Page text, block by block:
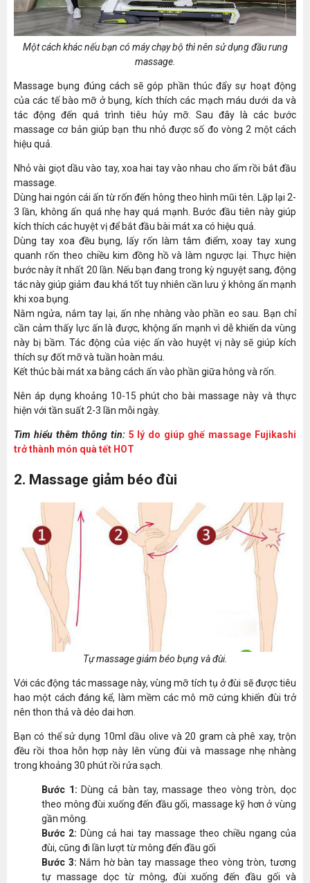
Một cách khác nếu bạn có máy chạy bộ thì nên sử dụng đầu rung
massage.
Massage bụng đúng cách sẽ góp phần thúc đẩy sự hoạt động
của các tế bào mỡ ở bụng, kích thích các mạch máu dưới da và
tác động đến quá trình tiêu hủy mỡ. Sau đây là các bước
massage cơ bản giúp bạn thu nhỏ được số đo vòng 2 một cách
hiệu quả.
Nhỏ vài giọt dầu vào tay, xoa hai tay vào nhau cho ấm rồi bắt đầu
massage.
Dùng hai ngón cái ấn từ rốn đến hông theo hình mũi tên. Lặp lại 2-
3 lần, không ấn quá nhẹ hay quá mạnh. Bước đầu tiên này giúp
kích thích các huyệt vị để bắt đầu bài mát xa có hiệu quả.
Dùng tay xoa đều bụng, lấy rốn làm tâm điểm, xoay tay xung
quanh rốn theo chiều kim đồng hồ và làm ngược lại. Thực hiện
bước này ít nhất 20 lần. Nếu bạn đang trong kỳ nguyệt sang, động
tác này giúp giảm đau khá tốt tuy nhiên cần lưu ý không ấn mạnh
khi xoa bụng.
Nằm ngửa, nắm tay lại, ấn nhẹ nhàng vào phần eo sau. Bạn chỉ
cần cảm thấy lực ấn là được, khộng ấn mạnh vì dễ khiến da vùng
này bị bầm. Tác động của việc ấn vào huyệt vị này sẽ giúp kích
thích sự đốt mỡ và tuần hoàn máu.
Kết thúc bài mát xa bằng cách ấn vào phần giữa hông và rốn.
Nên áp dụng khoảng 10-15 phút cho bài massage này và thực
hiện với tần suất 2-3 lần mỗi ngày.
Tìm hiểu thêm thông tin: 5 lý do giúp ghế massage Fujikashi
trở thành món quà tết HOT
2. Massage giảm béo đùi
Tự massage giảm béo bụng và đùi.
Với các động tác massage này, vùng mỡ tích tụ ở đùi sẽ được tiêu
hao một cách đáng kể, làm mềm các mô mỡ cứng khiến đùi trở
nên thon thả và dẻo dai hơn.
Bạn có thể sử dụng 10ml dầu olive và 20 gram cà phê xay, trộn
đều rồi thoa hỗn hợp này lên vùng đùi và massage nhẹ nhàng
trong khoảng 30 phút rồi rửa sạch.
Bước 1: Dùng cả bàn tay, massage theo vòng tròn, dọc
theo mông đùi xuống đến đầu gối, massage kỹ hơn ở vùng
gần mông.
Bước 2: Dùng cả hai tay massage theo chiều ngang của
đùi, cũng đi lần lượt từ mông đến đầu gối
Bước 3: Nắm hờ bàn tay massage theo vòng tròn, tương
tự massage dọc từ mông, đùi xuống đến đầu gối và